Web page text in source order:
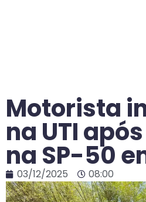
Motorista
na UTI
na SP-50
03/12/2025 08:00